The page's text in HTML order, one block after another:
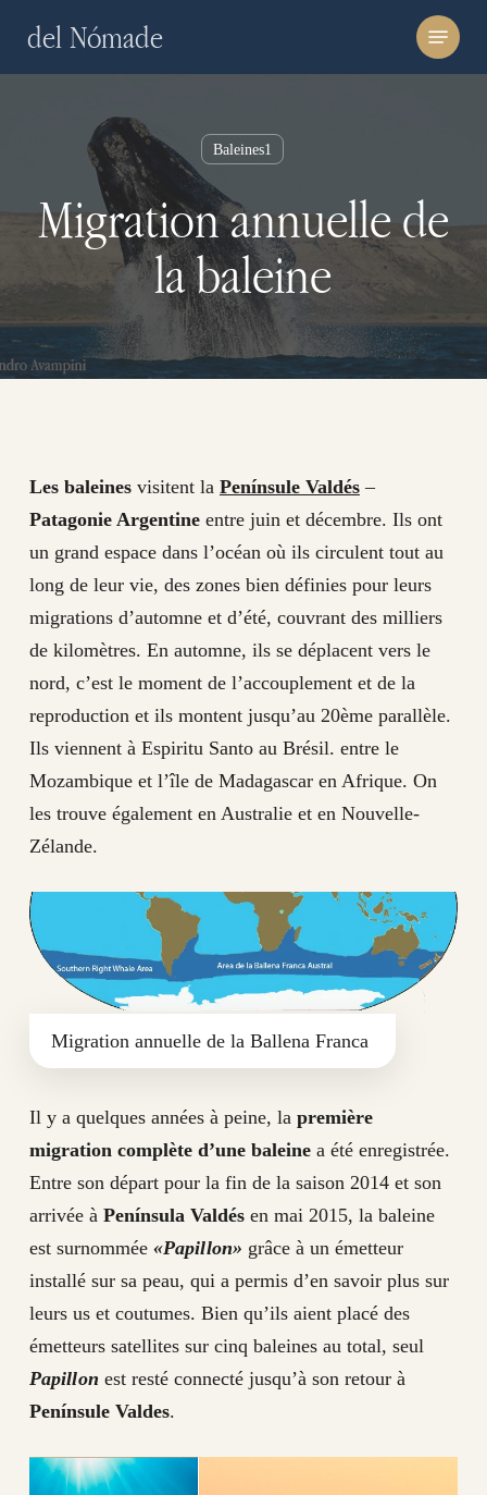
del Nómade Menu
Baleines1
Migration annuelle de
la baleine
Les baleinesvisitent la Penínsule Valdés–
Patagonie Argentineentre juin et décembre. Ils ont
un grand espace dans l’océan où ils circulent tout au
long de leur vie, des zones bien définies pour leurs
migrations d’automne et d’été, couvrant des milliers
de kilomètres. En automne, ils se déplacent vers le
nord, c’est le moment de l’accouplement et de la
reproduction et ils montent jusqu’au 20ème parallèle.
Ils viennent à Espiritu Santo au Brésil. entre le
Mozambique et l’île de Madagascar en Afrique. On
les trouve également en Australie et en Nouvelle-
Zélande.
Migration annuelle de la Ballena Franca
Il y a quelques années à peine, la première
migration complète d’une baleinea été enregistrée.
Entre son départ pour la fin de la saison 2014 et son
arrivée à Península Valdésen mai 2015, la baleine
est surnommée «Papillon» grâce à un émetteur
installé sur sa peau, qui a permis d’en savoir plus sur
leurs us et coutumes. Bien qu’ils aient placé des
émetteurs satellites sur cinq baleines au total, seul
Papillon est resté connecté jusqu’à son retour à
Penínsule Valdes.